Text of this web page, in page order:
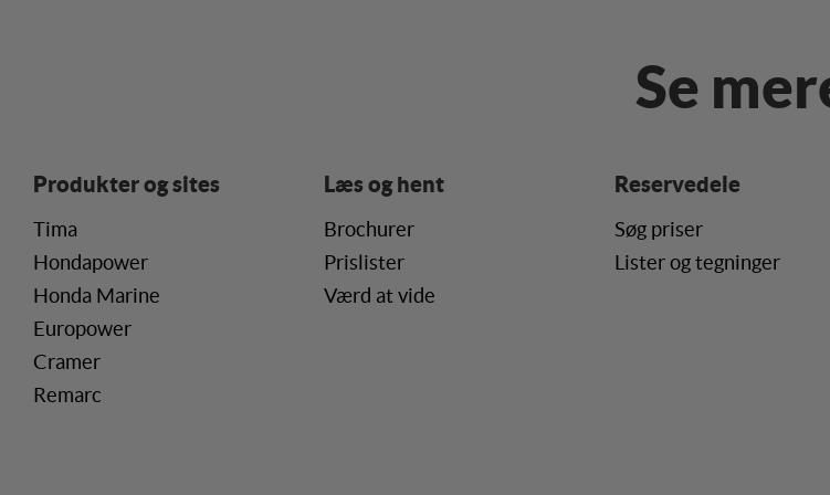
Se
Produkter og sites
Tima
Hondapower
Honda Marine
Europower
Cramer
Remarc
Læs og hent
Brochurer
Prislister
Værd at vide
Reservedele
Søg priser
Lister og tegninger
Markedsførings-cookies (tracking-cookies) indsamler brugerens
registrerer, hvad brugeren interesserer sig for/søger på for at kunne